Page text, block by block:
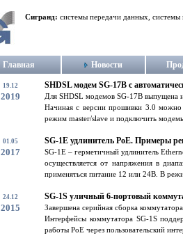
Сигранд: системы передачи данных, системы
Главная Новости
19.12
2019
SHDSL модем SG-17B с
Для SHDSL модемов SG-17B выпущена
Начиная с версии прошивки 3.0 можно
режим master/slave и подключить модемы
01.05
2017
SG-1E удлинитель PoE. Примеры
SG-1E – герметичный удлинитель
осуществляется от напряжения в
применяться питание 12 или 24В. В
24.12
2015
SG-1S уличный 6-портовый
Завершена серийная сборка
Интерфейсы коммутатора SG-1S
работы PoE через пользовательский